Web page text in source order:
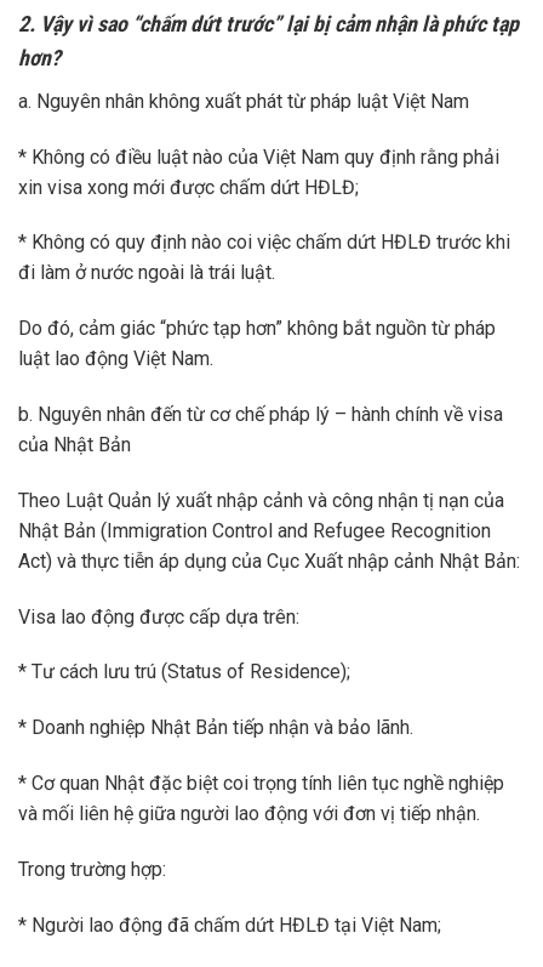
2. Vậy vì sao “chấm dứt trước” lại bị cảm nhận là phức tạp
hơn?
a. Nguyên nhân không xuất phát từ pháp luật Việt Nam
* Không có điều luật nào của Việt Nam quy định rằng phải
xin visa xong mới được chấm dứt HĐLĐ;
* Không có quy định nào coi việc chấm dứt HĐLĐ trước khi
đi làm ở nước ngoài là trái luật.
Do đó, cảm giác “phức tạp hơn” không bắt nguồn từ pháp
luật lao động Việt Nam.
b. Nguyên nhân đến từ cơ chế pháp lý – hành chính về visa
của Nhật Bản
Theo Luật Quản lý xuất nhập cảnh và công nhận tị nạn của
Nhật Bản (Immigration Control and Refugee Recognition
Act) và thực tiễn áp dụng của Cục Xuất nhập cảnh Nhật Bản:
Visa lao động được cấp dựa trên:
* Tư cách lưu trú (Status of Residence);
* Doanh nghiệp Nhật Bản tiếp nhận và bảo lãnh.
* Cơ quan Nhật đặc biệt coi trọng tính liên tục nghề nghiệp
và mối liên hệ giữa người lao động với đơn vị tiếp nhận.
Trong trường hợp:
* Người lao động đã chấm dứt HĐLĐ tại Việt Nam;